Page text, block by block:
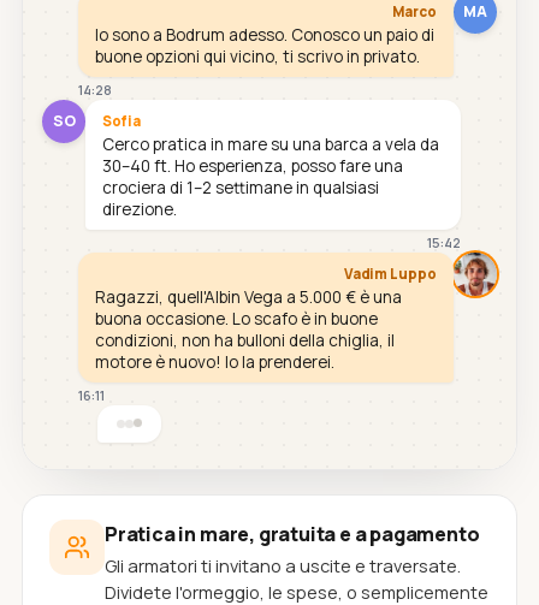
MA
Marco
Io sono a Bodrum adesso. Conosco un paio di
buone opzioni qui vicino, ti scrivo in privato.
14:28
SO Sofia
Cerco pratica in mare su una barca a vela da
30–40 ft. Ho esperienza, posso fare una
crociera di 1–2 settimane in qualsiasi
direzione.
15:42
Vadim Luppo
Ragazzi, quell'Albin Vega a 5.000 € è una
buona occasione. Lo scafo è in buone
condizioni, non ha bulloni della chiglia, il
motore è nuovo! Io la prenderei.
16:11
Pratica in mare, gratuita e a pagamento
Gli armatori ti invitano a uscite e traversate.
Dividete l'ormeggio, le spese, o semplicemente